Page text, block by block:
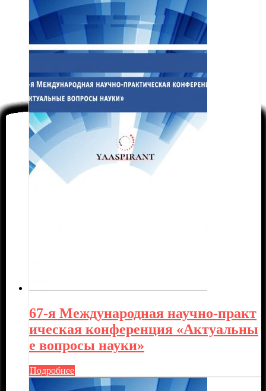
67-я Международная научно-практ
ическая конференция «Актуальны
е вопросы науки»
Подробнее